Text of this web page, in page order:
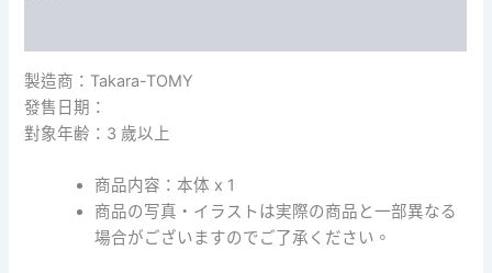
製造商：Takara-TOMY
發售日期：
對象年齢：3 歲以上
商品内容：本体 x 1
商品の写真・イラストは実際の商品と一部異なる
場合がございますのでご了承ください。